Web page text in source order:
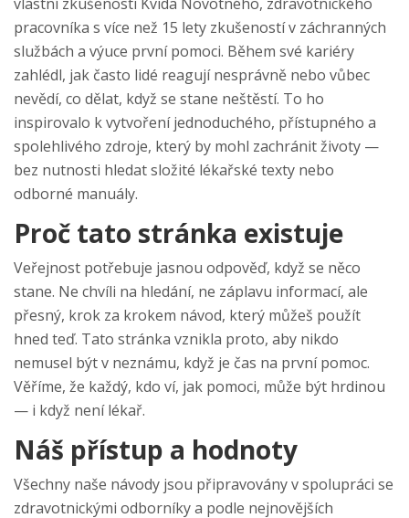
pracovníka s více než 15 lety zkušeností v záchranných
službách a výuce první pomoci. Během své kariéry
zahlédl, jak často lidé reagují nesprávně nebo vůbec
nevědí, co dělat, když se stane neštěstí. To ho
inspirovalo k vytvoření jednoduchého, přístupného a
spolehlivého zdroje, který by mohl zachránit životy —
bez nutnosti hledat složité lékařské texty nebo
odborné manuály.
Proč tato stránka existuje
Veřejnost potřebuje jasnou odpověď, když se něco
stane. Ne chvíli na hledání, ne záplavu informací, ale
přesný, krok za krokem návod, který můžeš použít
hned teď. Tato stránka vznikla proto, aby nikdo
nemusel být v neznámu, když je čas na první pomoc.
Věříme, že každý, kdo ví, jak pomoci, může být hrdinou
— i když není lékař.
Náš přístup a hodnoty
Všechny naše návody jsou připravovány v spolupráci se
zdravotnickými odborníky a podle nejnovějších